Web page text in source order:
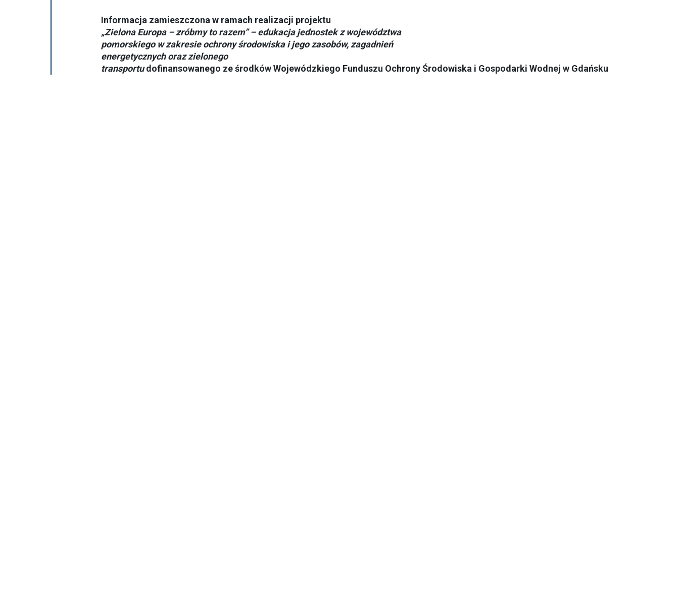
Informacja zamieszczona w ramach realizacji projektu
„Zielona Europa – zróbmy to razem” – edukacja jednostek z województwa
pomorskiego w zakresie ochrony środowiska i jego zasobów, zagadnień
energetycznych oraz zielonego
transportu dofinansowanego ze środków Wojewódzkiego Funduszu Ochrony Środowiska i Gospodarki Wodnej w Gdańsku